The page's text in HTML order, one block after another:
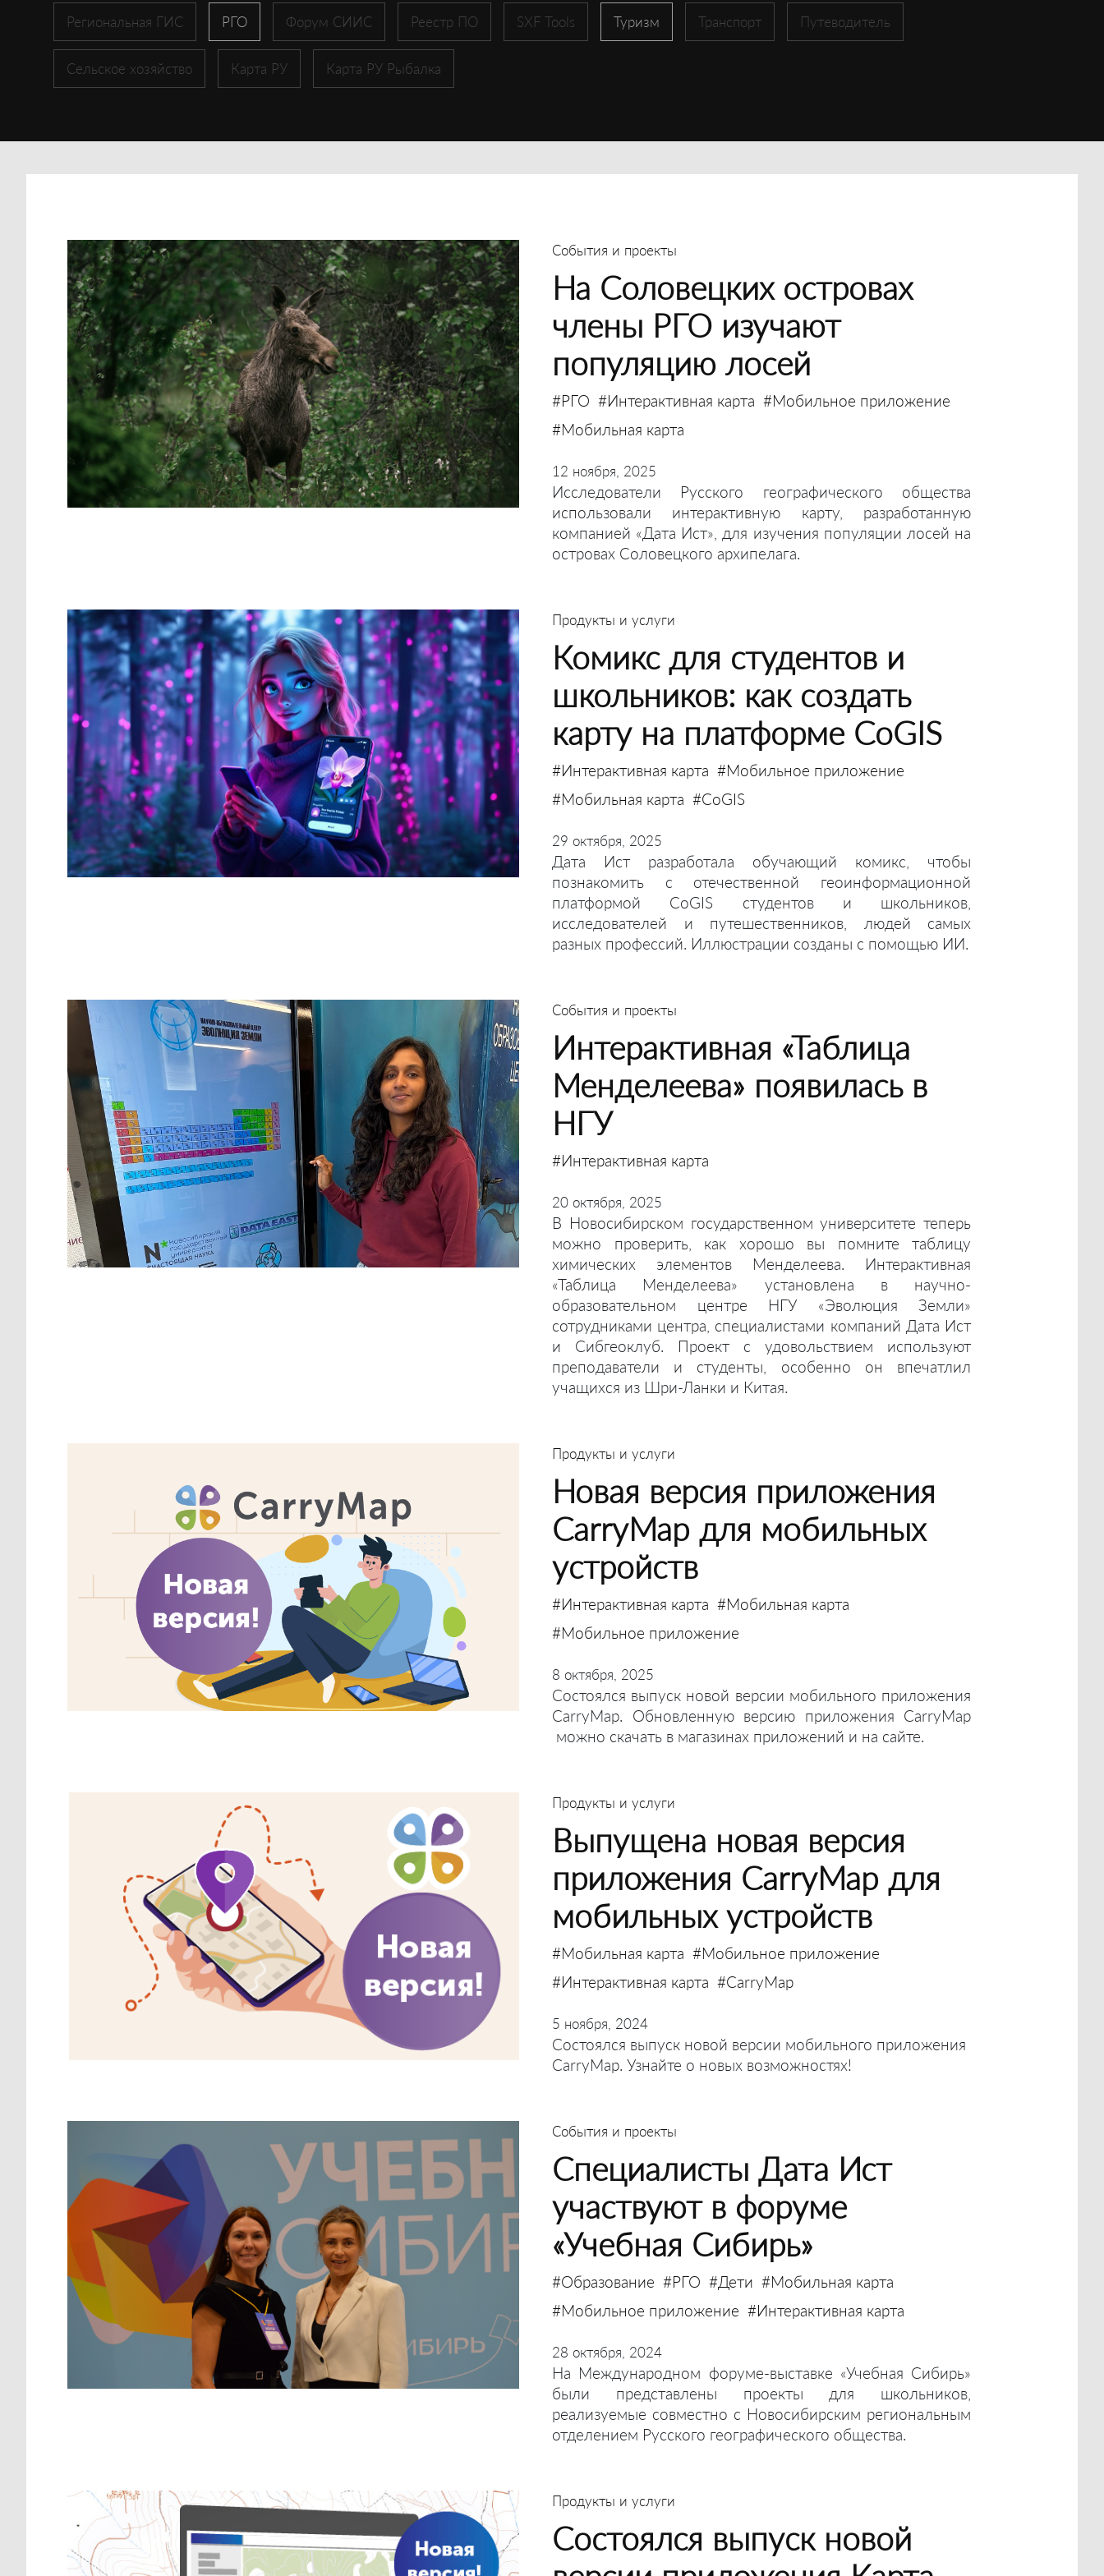
Региональная ГИС РГО Форум СИИС Реестр ПО SXF Tools Туризм Транспорт Путеводитель
Сельское хозяйство Карта РУ Карта РУ Рыбалка
События и проекты
На Соловецких островах
члены РГО изучают
популяцию лосей
#РГО #Интерактивная карта #Мобильное приложение
#Мобильная карта
12 ноября, 2025
Исследователи Русского географического общества
использовали интерактивную карту, разработанную
компанией «Дата Ист», для изучения популяции лосей на
островах Соловецкого архипелага.
Продукты и услуги
Комикс для студентов и
школьников: как создать
карту на платформе CoGIS
#Интерактивная карта #Мобильное приложение
#Мобильная карта #CoGIS
29 октября, 2025
Дата Ист разработала обучающий комикс, чтобы
познакомить с отечественной геоинформационной
платформой CoGIS студентов и школьников,
исследователей и путешественников, людей самых
разных профессий. Иллюстрации созданы с помощью ИИ.
События и проекты
Интерактивная «Таблица
Менделеева» появилась в
НГУ
#Интерактивная карта
20 октября, 2025
В Новосибирском государственном университете теперь
можно проверить, как хорошо вы помните таблицу
химических элементов Менделеева. Интерактивная
«Таблица Менделеева» установлена в научно-
образовательном центре НГУ «Эволюция Земли»
сотрудниками центра, специалистами компаний Дата Ист
и Сибгеоклуб. Проект с удовольствием используют
преподаватели и студенты, особенно он впечатлил
учащихся из Шри-Ланки и Китая.
Продукты и услуги
Новая версия приложения
CarryMap для мобильных
устройств
#Интерактивная карта #Мобильная карта
#Мобильное приложение
8 октября, 2025
Состоялся выпуск новой версии мобильного приложения
CarryMap. Обновленную версию приложения CarryMap
можно скачать в магазинах приложений и на сайте.
Продукты и услуги
Выпущена новая версия
приложения CarryMap для
мобильных устройств
#Мобильная карта #Мобильное приложение
#Интерактивная карта #CarryMap
5 ноября, 2024
Состоялся выпуск новой версии мобильного приложения
CarryMap. Узнайте о новых возможностях!
События и проекты
Специалисты Дата Ист
участвуют в форуме
«Учебная Сибирь»
#Образование #РГО #Дети #Мобильная карта
#Мобильное приложение #Интерактивная карта
28 октября, 2024
На Международном форуме-выставке «Учебная Сибирь»
были представлены проекты для школьников,
реализуемые совместно с Новосибирским региональным
отделением Русского географического общества.
Продукты и услуги
Состоялся выпуск новой